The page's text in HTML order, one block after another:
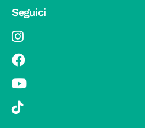
Seguici